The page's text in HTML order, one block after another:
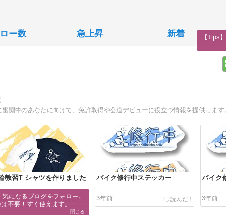
ー数 急上昇 新着
闘中のあなたに向けて、免許取得や公道デビューに役立つ情報を提供します
教習T シャツを作りました バイク修行中ステッカー
3年前
バイク
3年前
気になるブログをフォロー。
不要！すぐ使えます。
閉じる
【Tips